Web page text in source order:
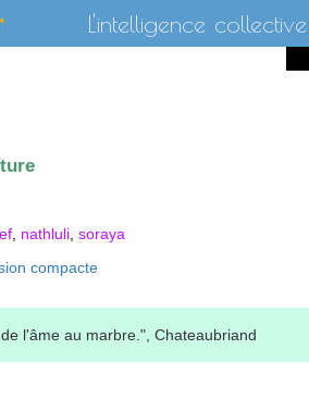
L'intelligence collective
nathluli soraya
compacte
l'âme au marbre.", Chateaubriand